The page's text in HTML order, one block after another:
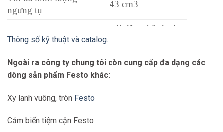
ngưng tụ
43 cm3
Máy đo áp suất
với đồng hồ đo áp
Áp lực vận hành
1 … 16 bar
Phạm vi điều chỉnh áp
Tốc độ dòng danh định
Thông số kỹ thuật và catalog.
Ngoài ra công ty chung tôi còn cung cấp đa dạng các
dòng sản phẩm Festo khác:
Xy lanh vuông, tròn Festo
Cảm biến tiệm cận Festo